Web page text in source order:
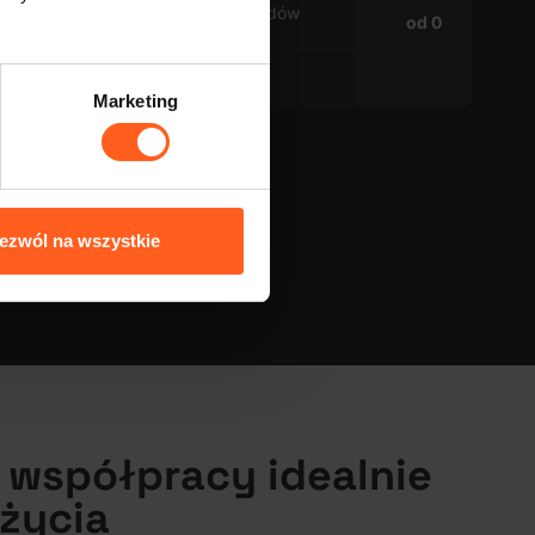
Marketing
na wszystkie
Liczba przejazdów
od 0
idealnie